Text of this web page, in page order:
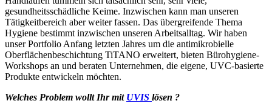
gesundheitsschädliche Keime. Inzwischen kann man unseren
Tätigkeitbereich aber weiter fassen. Das übergreifende Thema
Hygiene bestimmt inzwischen unseren Arbeitsalltag. Wir haben
unser Portfolio Anfang letzten Jahres um die antimikrobielle
Oberflächenbeschichtung TiTANO erweitert, bieten Bürohygiene-
Workshops an und beraten Unternehmen, die eigene, UVC-basierte
Produkte entwickeln möchten.
Welches Problem wollt Ihr mit UVIS lösen ?